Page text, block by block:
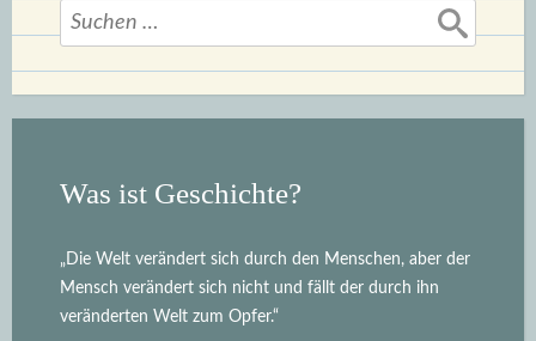
Suchen
nach:
Was ist Geschichte?
„Die Welt verändert sich durch den Menschen, aber der
Mensch verändert sich nicht und fällt der durch ihn
veränderten Welt zum Opfer.“